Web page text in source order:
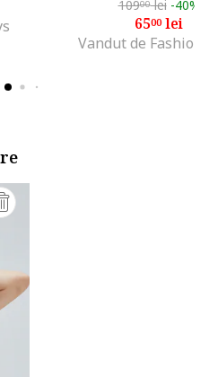
10900lei -40%
6500lei
Vandut de Fashion